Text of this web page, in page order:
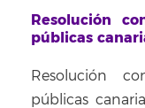
Resolución
públicas
Resolución
públicas